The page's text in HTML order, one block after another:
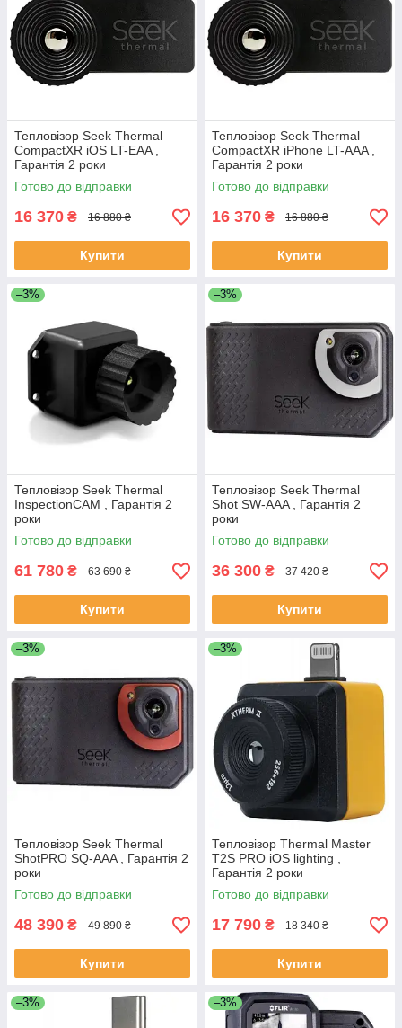
Тепловізор Seek Thermal
CompactXR iOS LT-EAA ,
Гарантія 2 роки
Готово до відправки
16 370 ₴ 16 880 ₴
Купити
Тепловізор Seek Thermal
CompactXR iPhone LT-AAA ,
Гарантія 2 роки
Готово до відправки
16 370 ₴ 16 880 ₴
Купити
–3%
Тепловізор Seek Thermal
InspectionCAM , Гарантія 2
роки
Готово до відправки
61 780 ₴ 63 690 ₴
Купити
–3%
Тепловізор Seek Thermal
Shot SW-AAA , Гарантія 2
роки
Готово до відправки
36 300 ₴ 37 420 ₴
Купити
–3%
Тепловізор Seek Thermal
ShotPRO SQ-AAA , Гарантія 2
роки
Готово до відправки
48 390 ₴ 49 890 ₴
Купити
–3%
Тепловізор Thermal Master
T2S PRO iOS lighting ,
Гарантія 2 роки
Готово до відправки
17 790 ₴ 18 340 ₴
Купити
–3% –3%